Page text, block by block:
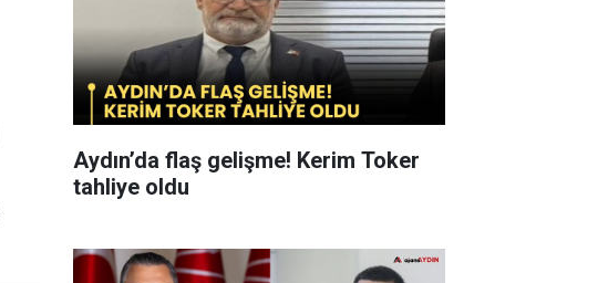
Aydın’da flaş gelişme! Kerim Toker
tahliye oldu